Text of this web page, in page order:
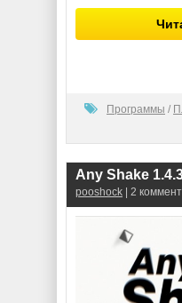
Программы /
Any Shake
pooshock | 2